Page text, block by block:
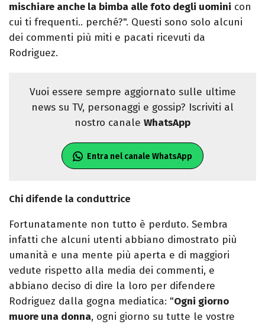
mischiare anche la bimba alle foto degli uomini con
cui ti frequenti.. perché?". Questi sono solo alcuni
dei commenti più miti e pacati ricevuti da
Rodriguez.
Vuoi essere sempre aggiornato sulle ultime
news su TV, personaggi e gossip? Iscriviti al
nostro canale WhatsApp
Entra nel canale WhatsApp
Chi difende la conduttrice
Fortunatamente non tutto è perduto. Sembra
infatti che alcuni utenti abbiano dimostrato più
umanità e una mente più aperta e di maggiori
vedute rispetto alla media dei commenti, e
abbiano deciso di dire la loro per difendere
Rodriguez dalla gogna mediatica: "Ogni giorno
muore una donna, ogni giorno su tutte le vostre